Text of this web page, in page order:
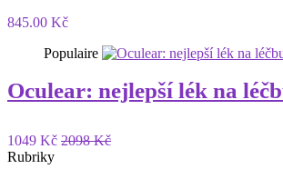
845.00 Kč
Populaire
Oculear: nejlepší lék na
1049 Kč 2098 Kč
Rubriky